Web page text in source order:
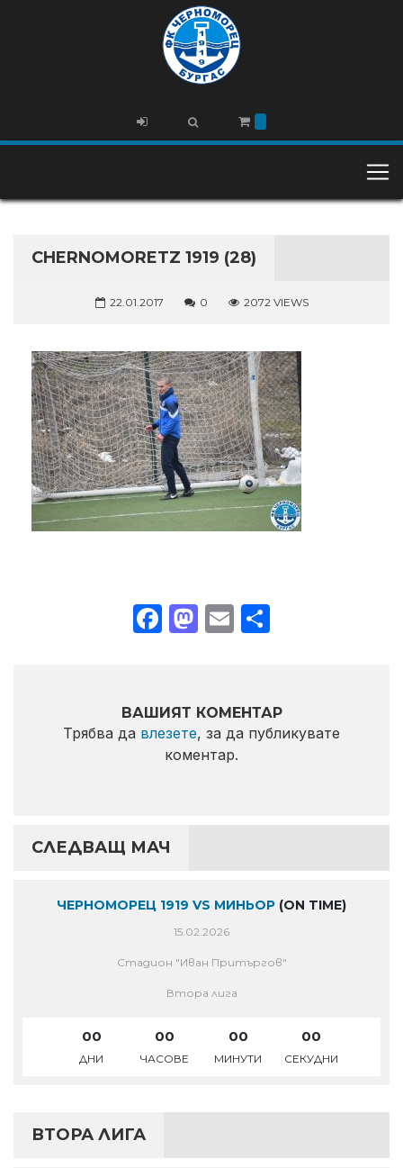
CHERNOMORETZ 1919 (28)
22.01.2017 0 2072 VIEWS
Facebook
Mastodon
Email
ВАШИЯТ КОМЕНТАР
Трябва да влезете, за да публикувате
коментар.
СЛЕДВАЩ МАЧ
ЧЕРНОМОРЕЦ 1919 VS МИНЬОР (ON TIME)
15.02.2026
Стадион "Иван Притъргов"
Втора лига
00
ДНИ
00
ЧАСОВЕ
00
МИНУТИ
00
СЕКУДНИ
ВТОРА ЛИГА